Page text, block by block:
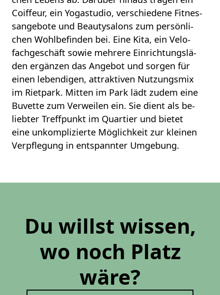
Coif­feur, ein Yo­ga­stu­dio, ver­schie­de­ne Fit­nes­
s­an­ge­bo­te und Be­au­ty­sa­lons zum per­sön­li­
chen Wohl­be­fin­den bei. Eine Kita, ein Ve­lo­
fach­ge­schäft sowie meh­re­re Ein­rich­tungs­lä­
den er­gän­zen das An­ge­bot und sor­gen für
einen le­ben­di­gen, at­trak­ti­ven Nut­zungs­mix
im Ri­et­park. Mit­ten im Park lädt zudem eine
Bu­vet­te zum Ver­wei­len ein. Sie dient als be­
lieb­ter Treff­punkt im Quar­tier und bie­tet
eine un­kom­pli­zier­te Mög­lich­keit zur klei­nen
Ver­pfle­gung in ent­spann­ter Um­ge­bung.
Du willst wissen,
wo noch Platz
wäre?